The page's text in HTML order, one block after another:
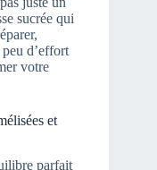
sucrée qui
d’effort
votre
et
parfait